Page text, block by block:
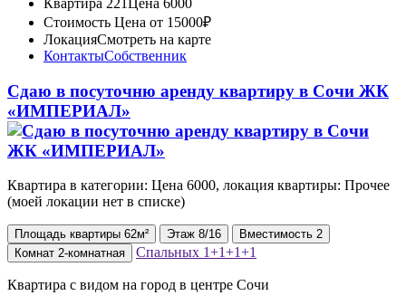
Квартира 221Цена 6000
Стоимость Цена от 15000₽
ЛокацияСмотреть на карте
КонтактыСобственник
Сдаю в посуточню аренду квартиру в Сочи ЖК
«ИМПЕРИАЛ»
Квартира в категории: Цена 6000, локация квартиры: Прочее
(моей локации нет в списке)
Площадь квартиры 62м² Этаж 8/16 Вместимость 2
Комнат 2-комнатная Спальных 1+1+1+1
Квартира с видом на город в центре Сочи